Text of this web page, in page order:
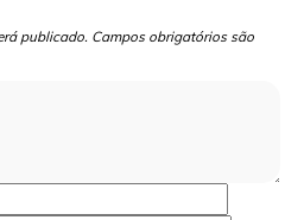
publicado. Campos obrigatórios são